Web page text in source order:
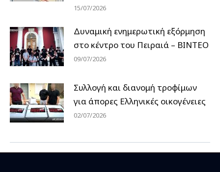
15/07/2026
Δυναμική ενημερωτική εξόρμηση
στο κέντρο του Πειραιά – ΒΙΝΤΕΟ
09/07/2026
Συλλογή και διανομή τροφίμων
για άπορες Ελληνικές οικογένειες
02/07/2026